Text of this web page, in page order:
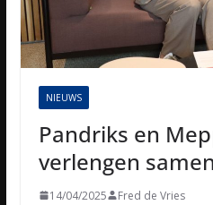
NIEUWS
Pandriks en
verlengen
14/04/2025 Fred de Vries